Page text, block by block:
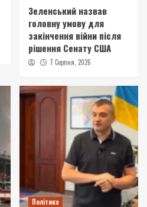
Зеленський назвав
головну умову для
закінчення війни після
рішення Сенату США
7 Серпня, 2026
Політика